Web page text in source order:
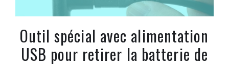
Outil spécial avec alimentation
USB pour retirer la batterie de